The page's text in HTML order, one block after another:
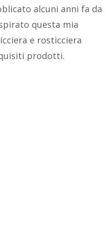
alcuni anni fa da
questa mia
e rosticciera
prodotti.